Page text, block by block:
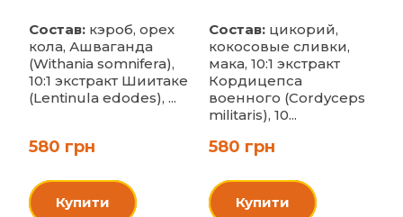
Состав:кэроб, орех
кола, Ашваганда
(Withania somnifera),
10:1 экстракт Шиитаке
(Lentinula edodes), ...
580 грн
Купити
Состав:цикорий,
кокосовые сливки,
мака, 10:1 экстракт
Кордицепса
военного (Cordyceps
militaris), 10...
580 грн
Купити